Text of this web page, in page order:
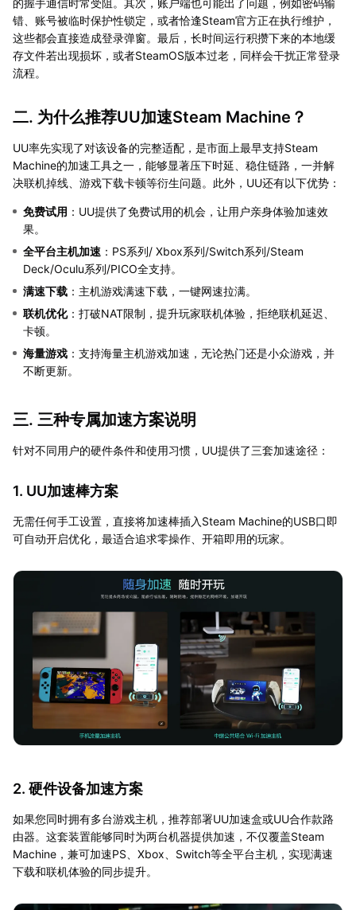
错、账号被临时保护性锁定，或者恰逢Steam官方正在执行维护，
这些都会直接造成登录弹窗。最后，长时间运行积攒下来的本地缓
存文件若出现损坏，或者SteamOS版本过老，同样会干扰正常登录
流程。
二. 为什么推荐UU加速Steam Machine？
UU率先实现了对该设备的完整适配，是市面上最早支持Steam
Machine的加速工具之一，能够显著压下时延、稳住链路，一并解
决联机掉线、游戏下载卡顿等衍生问题。此外，UU还有以下优势：
免费试用 ：UU提供了免费试用的机会，让用户亲身体验加速效
果。
全平台主机加速 ：PS系列/ Xbox系列/Switch系列/Steam
Deck/Oculu系列/PICO全支持。
满速下载 ：主机游戏满速下载，一键网速拉满。
联机优化：打破NAT限制，提升玩家联机体验，拒绝联机延迟、
卡顿。
海量游戏 ：支持海量主机游戏加速，无论热门还是小众游戏，并
不断更新。
三. 三种专属加速方案说明
针对不同用户的硬件条件和使用习惯，UU提供了三套加速途径：
1. UU加速棒方案
无需任何手工设置，直接将加速棒插入Steam Machine的USB口即
可自动开启优化，最适合追求零操作、开箱即用的玩家。
2. 硬件设备加速方案
如果您同时拥有多台游戏主机，推荐部署UU加速盒或UU合作款路
由器。这套装置能够同时为两台机器提供加速，不仅覆盖Steam
Machine，兼可加速PS、Xbox、Switch等全平台主机，实现满速
下载和联机体验的同步提升。